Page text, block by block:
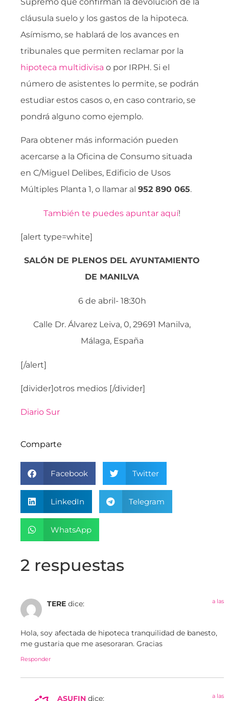
cláusula suelo y los gastos de la hipoteca.
Asímismo, se hablará de los avances en
tribunales que permiten reclamar por la
hipoteca multidivisa o por IRPH. Si el
número de asistentes lo permite, se podrán
estudiar estos casos o, en caso contrario, se
pondrá alguno como ejemplo.
Para obtener más información pueden
acercarse a la Oficina de Consumo situada
en C/Miguel Delibes, Edificio de Usos
Múltiples Planta 1, o llamar al 952 890 065.
También te puedes apuntar aquí!
[alert type=white]
SALÓN DE PLENOS DEL AYUNTAMIENTO
DE MANILVA
6 de abril- 18:30h
Calle Dr. Álvarez Leiva, 0, 29691 Manilva,
Málaga, España
[/alert]
[divider]otros medios [/divider]
Diario Sur
Comparte
Facebook Twitter
LinkedIn Telegram
WhatsApp
2 respuestas
TERE dice: a las
Hola, soy afectada de hipoteca tranquilidad de banesto,
me gustaria que me asesoraran. Gracias
Responder
ASUFIN dice: a las